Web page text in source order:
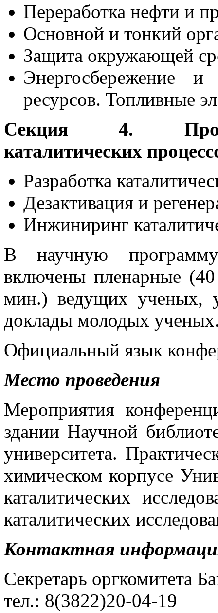
Переработка нефти и
Основной и тонкий
Защита окружающей
Энергосбережение и
ресурсов. Топливные
Секция 4.
каталитических
Разработка
Дезактивация и
Инжиниринг
В научную
включены пленарные
мин.) ведущих ученых,
доклады молодых
Официальный язык
Место проведения
Мероприятия
здании Научной
университета.
химическом корпусе
каталитических
каталитических
Контактная
Секретарь оргкомитета
тел.: 8(3822)20-04-19